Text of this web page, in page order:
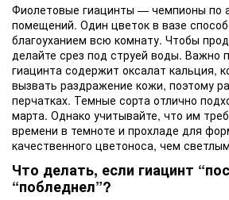
Фиолетовые гиацинты — чемпионы по
помещений. Один цветок в вазе
благоуханием всю комнату. Чтобы
делайте срез под струей воды. Важно
гиацинта содержит оксалат кальция,
вызвать раздражение кожи, поэтому
перчатках. Темные сорта отлично
марта. Однако учитывайте, что им
времени в темноте и прохладе для
качественного цветоноса, чем
Что делать, если гиацинт
“побледнел”?